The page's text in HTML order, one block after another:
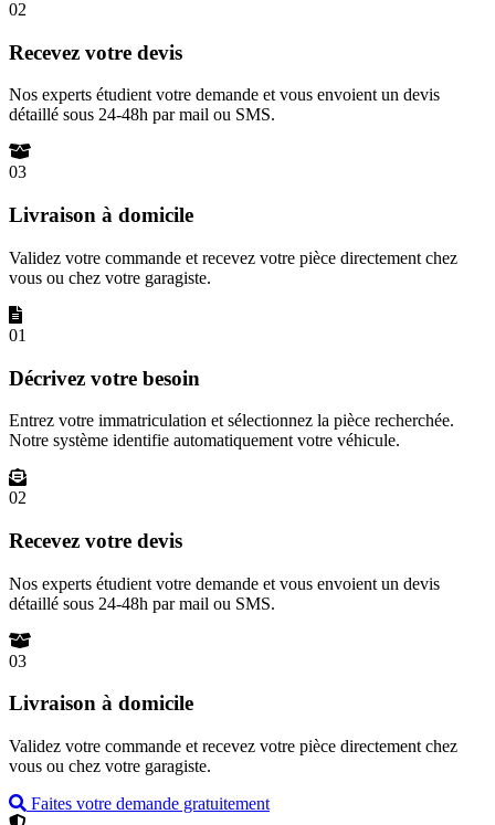
02
Recevez votre devis
Nos experts étudient votre demande et vous envoient un devis
détaillé sous 24-48h par mail ou SMS.
03
Livraison à domicile
Validez votre commande et recevez votre pièce directement chez
vous ou chez votre garagiste.
01
Décrivez votre besoin
Entrez votre immatriculation et sélectionnez la pièce recherchée.
Notre système identifie automatiquement votre véhicule.
02
Recevez votre devis
Nos experts étudient votre demande et vous envoient un devis
détaillé sous 24-48h par mail ou SMS.
03
Livraison à domicile
Validez votre commande et recevez votre pièce directement chez
vous ou chez votre garagiste.
Faites votre demande gratuitement